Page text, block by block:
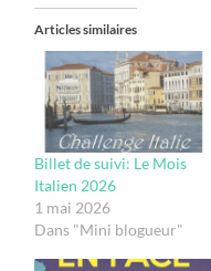
Articles similaires
Billet de suivi: Le Mois
Italien 2026
1 mai 2026
Dans "Mini blogueur"